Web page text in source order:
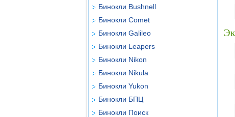
Бинокли Bushnell
Бинокли Comet
Бинокли Galileo
Бинокли Leapers
Бинокли Nikon
Бинокли Nikula
Бинокли Yukon
Бинокли БПЦ
Бинокли Поиск